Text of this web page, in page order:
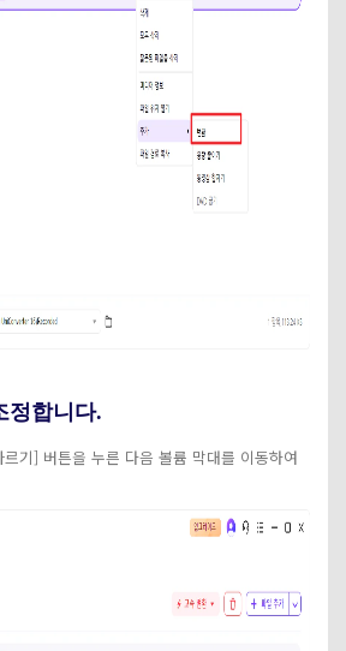
정합니다.
기] 버튼을 누른 다음 볼륨 막대를 이동하여